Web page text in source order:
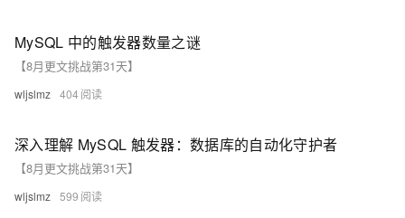
MySQL 中的触发器数量之谜
【8月更文挑战第31天】
wljslmz 404
深入理解 MySQL 触发器：数据库的自动化守护者
【8月更文挑战第31天】
wljslmz 599